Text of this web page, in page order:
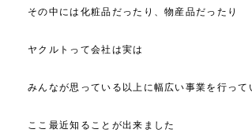
その中には化粧品だったり、物産品だったり
ヤクルトって会社は実は
みんなが思っている以上に幅広い事業を行って
ここ最近知ることが出来ました